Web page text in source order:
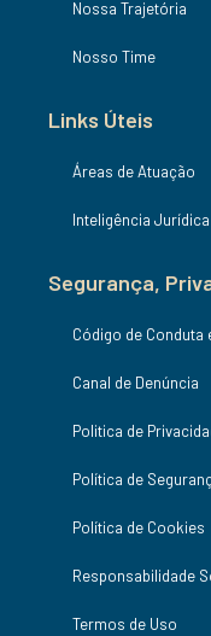
Nossa Trajetória
Nosso Time
Links Úteis
Áreas de Atuação
Inteligência Jurídica
Segurança,
Código de Conduta
Canal de Denúncia
Politica de
Política de
Política de Cookies
Responsabilidade
Termos de Uso